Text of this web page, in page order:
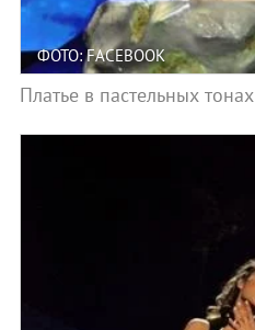
ФОТО: FACEBOOK
Платье в пастельных тонах